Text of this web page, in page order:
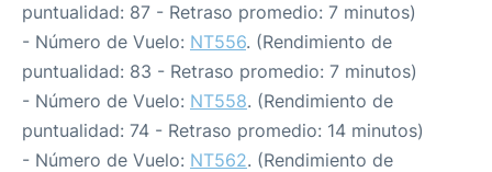
puntualidad: 87 - Retraso promedio: 7 minutos)
- Número de Vuelo: NT556. (Rendimiento de
puntualidad: 83 - Retraso promedio: 7 minutos)
- Número de Vuelo: NT558. (Rendimiento de
puntualidad: 74 - Retraso promedio: 14 minutos)
- Número de Vuelo: NT562. (Rendimiento de